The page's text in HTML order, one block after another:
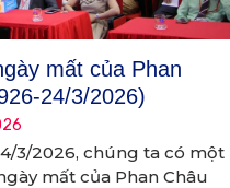
mất của Phan
24/3/2026)
3/2026, chúng ta có một
mất của Phan Châu